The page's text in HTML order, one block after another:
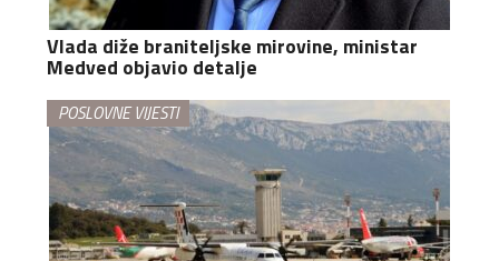
Vlada diže braniteljske mirovine, ministar
Medved objavio detalje
POSLOVNE VIJESTI